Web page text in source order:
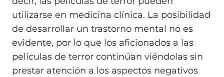
utilizarse en medicina clínica. La posibilidad
de desarrollar un trastorno mental no es
evidente, por lo que los aficionados a las
películas de terror continúan viéndolas sin
prestar atención a los aspectos negativos